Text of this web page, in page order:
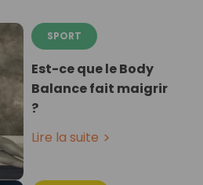
SPORT
Est-ce que le Body
Balance fait maigrir
?
Lire la suite